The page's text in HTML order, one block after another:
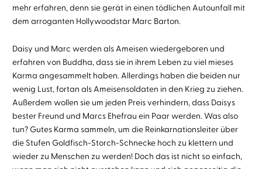
mehr erfahren, denn sie gerät in einen tödlichen Autounfall mit
dem arroganten Hollywoodstar Marc Barton.
Daisy und Marc werden als Ameisen wiedergeboren und
erfahren von Buddha, dass sie in ihrem Leben zu viel mieses
Karma angesammelt haben. Allerdings haben die beiden nur
wenig Lust, fortan als Ameisensoldaten in den Krieg zu ziehen.
Außerdem wollen sie um jeden Preis verhindern, dass Daisys
bester Freund und Marcs Ehefrau ein Paar werden. Was also
tun? Gutes Karma sammeln, um die Reinkarnationsleiter über
die Stufen Goldfisch-Storch-Schnecke hoch zu klettern und
wieder zu Menschen zu werden! Doch das ist nicht so einfach,